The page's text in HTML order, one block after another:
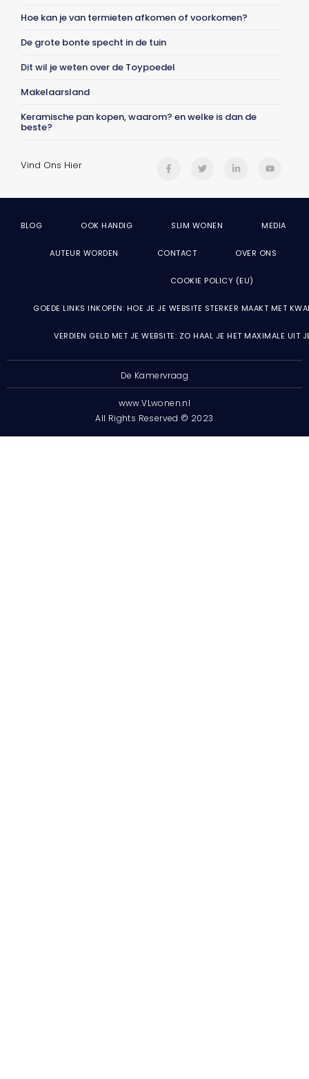
Hoe kan je van termieten afkomen of voorkomen?
De grote bonte specht in de tuin
Dit wil je weten over de Toypoedel
Makelaarsland
Keramische pan kopen, waarom? en welke is dan de
beste?
Vind Ons Hier
BLOG OOK HANDIG SLIM WONEN MEDIA
AUTEUR WORDEN CONTACT OVER ONS
COOKIE POLICY (EU)
GOEDE LINKS INKOPEN: HOE JE JE WEBSITE STERKER MAAKT MET
VERDIEN GELD MET JE WEBSITE: ZO HAAL JE HET MAXIMALE UIT
De Kamervraag
www.VLwonen.nl
All Rights Reserved © 2023